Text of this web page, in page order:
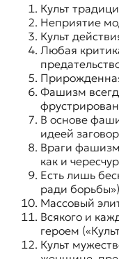
Культ
Неприятие
Культ
Любая
Фашизм
В основе
идеей
Враги
как и
Есть лишь
ради
Массовый
Всякого и
героем
Культ